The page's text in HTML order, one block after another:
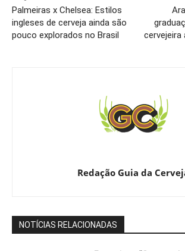
Palmeiras x Chelsea: Estilos
ingleses de cerveja ainda são
pouco explorados no Brasil
cervejeira
Redação Guia da
NOTÍCIAS RELACIONADAS